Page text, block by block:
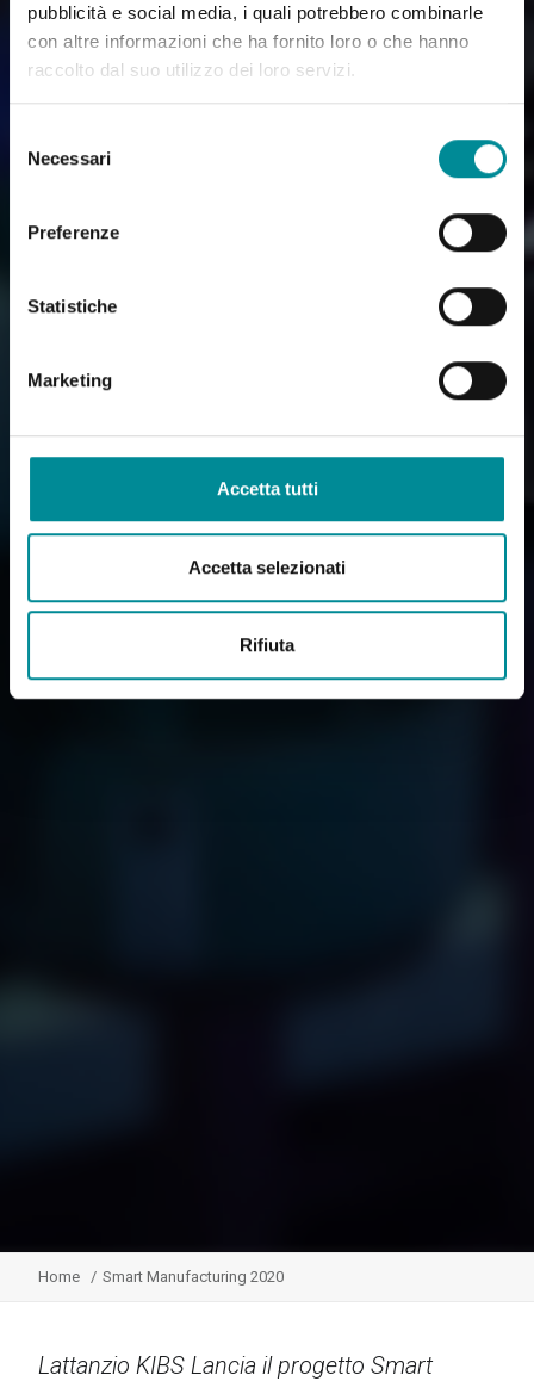
pubblicità e social media, i quali potrebbero combinarle
con altre informazioni che ha fornito loro o che hanno
raccolto dal suo utilizzo dei loro servizi.
delNecessari
Preferenze
Statistiche
Marketing
Accetta tutti
Accetta selezionati
Rifiuta
Home Smart Manufacturing 2020
Lattanzio KIBS Lancia il progetto Smart